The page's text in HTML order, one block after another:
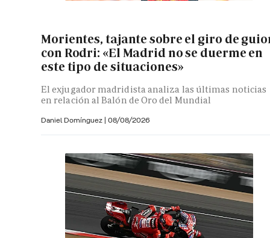
Morientes, tajante sobre el giro de
con Rodri: «El Madrid no se duerme en
este tipo de situaciones»
El exjugador madridista analiza las últimas noticias
en relación al Balón de Oro del Mundial
Daniel Domínguez | 08/08/2026